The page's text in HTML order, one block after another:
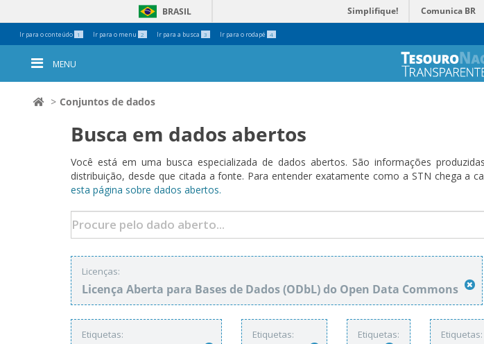
Ir para o conteúdo 1 Ir para o menu 2 Ir para a busca 3 Ir para o rodapé 4
BRASIL Simplifique! Comunica BR
Ferramentas
Pessoais
MENU
Conjuntos de dados
Busca em dados abertos
Você está em uma busca especializada de dados abertos. São informações
distribuição, desde que citada a fonte. Para entender exatamente como a STN chega a
esta página sobre dados abertos.
Licenças:
Licença Aberta para Bases de Dados (ODbL) do Open Data Commons
Etiquetas: Etiquetas: Etiquetas: Etiquetas: